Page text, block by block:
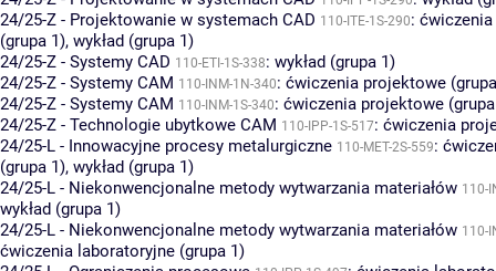
24/25-Z - Projektowanie w systemach CAD 110-ITE-1S-290:
(grupa 1), wykład (grupa 1)
24/25-Z - Systemy CAD 110-ETI-1S-338: wykład (grupa 1)
24/25-Z - Systemy CAM 110-INM-1N-340: ćwiczenia projektowe
24/25-Z - Systemy CAM 110-INM-1S-340: ćwiczenia projektowe
24/25-Z - Technologie ubytkowe CAM 110-IPP-1S-517: ćwiczenia
24/25-L - Innowacyjne procesy metalurgiczne 110-MET-2S-559:
(grupa 1), wykład (grupa 1)
24/25-L - Niekonwencjonalne metody wytwarzania materiałów 110-
wykład (grupa 1)
24/25-L - Niekonwencjonalne metody wytwarzania materiałów 110-
ćwiczenia laboratoryjne (grupa 1)